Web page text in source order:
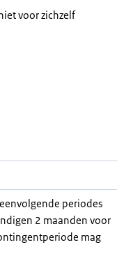
voor zichzelf
periodes
2 maanden voor
mag